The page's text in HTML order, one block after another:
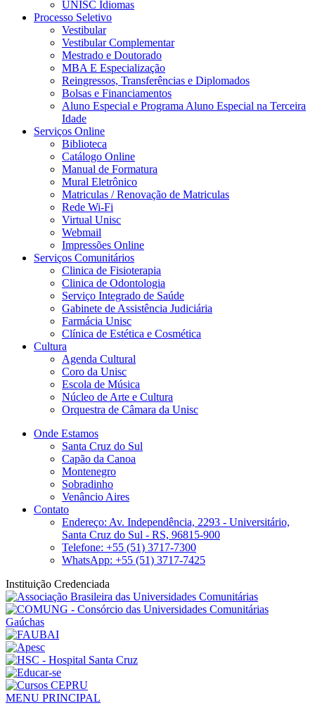
UNISC Idiomas
Processo Seletivo
Vestibular
Vestibular Complementar
Mestrado e Doutorado
MBA E Especialização
Reingressos, Transferências e Diplomados
Bolsas e Financiamentos
Aluno Especial e Programa Aluno Especial na Terceira
Idade
Serviços Online
Biblioteca
Catálogo Online
Manual de Formatura
Mural Eletrônico
Matriculas / Renovação de Matriculas
Rede Wi-Fi
Virtual Unisc
Webmail
Impressões Online
Serviços Comunitários
Clinica de Fisioterapia
Clinica de Odontologia
Serviço Integrado de Saúde
Gabinete de Assistência Judiciária
Farmácia Unisc
Clínica de Estética e Cosmética
Cultura
Agenda Cultural
Coro da Unisc
Escola de Música
Núcleo de Arte e Cultura
Orquestra de Câmara da Unisc
Onde Estamos
Santa Cruz do Sul
Capão da Canoa
Montenegro
Sobradinho
Venâncio Aires
Contato
Endereço: Av. Independência, 2293 - Universitário,
Santa Cruz do Sul - RS, 96815-900
Telefone: +55 (51) 3717-7300
WhatsApp: +55 (51) 3717-7425
Instituição Credenciada
MENU PRINCIPAL